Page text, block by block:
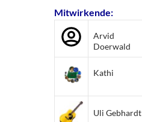
Mitwirkende:
Arvid
Doerwald
Kathi
Uli Gebhardt